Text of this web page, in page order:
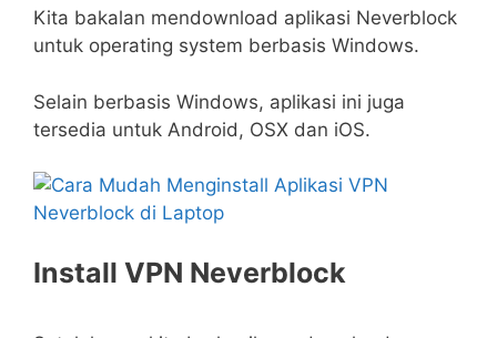
Kita bakalan mendownload aplikasi Neverblock
untuk operating system berbasis Windows.
Selain berbasis Windows, aplikasi ini juga
tersedia untuk Android, OSX dan iOS.
Install VPN Neverblock